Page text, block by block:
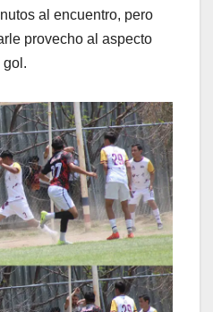
al encuentro, pero
provecho al aspecto
gol.